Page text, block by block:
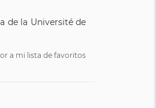
de la Université de
a mi lista de favoritos